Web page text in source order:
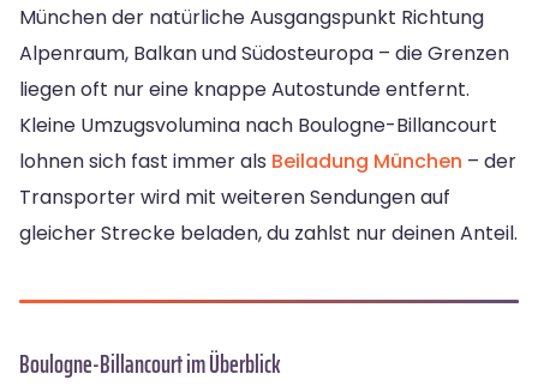
München der natürliche Ausgangspunkt Richtung
Alpenraum, Balkan und Südosteuropa – die Grenzen
liegen oft nur eine knappe Autostunde entfernt.
Kleine Umzugsvolumina nach Boulogne-Billancourt
lohnen sich fast immer als Beiladung München – der
Transporter wird mit weiteren Sendungen auf
gleicher Strecke beladen, du zahlst nur deinen Anteil.
Boulogne-Billancourt im Überblick